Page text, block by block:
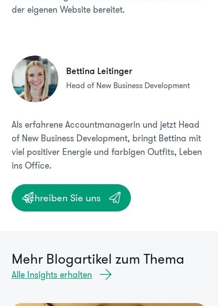
der eigenen Website bereitet.
Bettina Leitinger
Head of New Business Development
Als erfahrene Accountmanagerin und jetzt Head
of New Business Development, bringt Bettina mit
viel positiver Energie und farbigen Outfits, Leben
ins Office.
Schreiben Sie uns
Mehr Blogartikel zum Thema
Alle Insights erhalten